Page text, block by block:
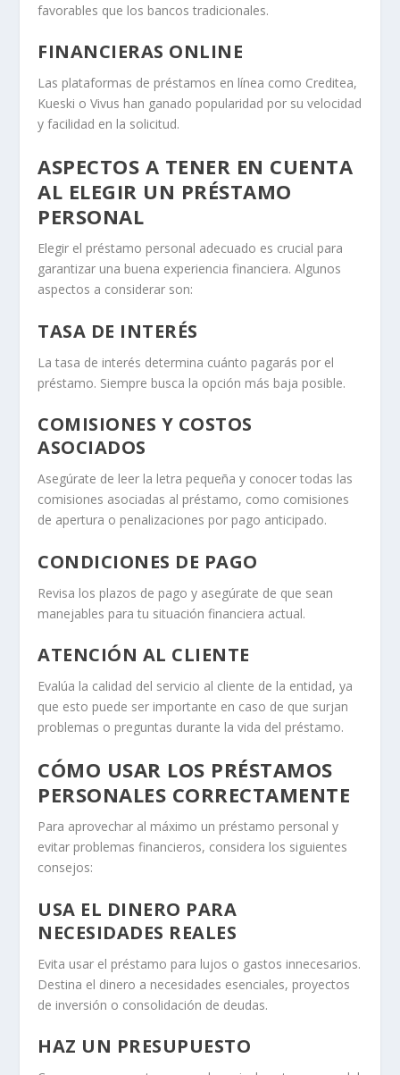
favorables que los bancos tradicionales.
FINANCIERAS ONLINE
Las plataformas de préstamos en línea como Creditea,
Kueski o Vivus han ganado popularidad por su velocidad
y facilidad en la solicitud.
ASPECTOS A TENER EN CUENTA
AL ELEGIR UN PRÉSTAMO
PERSONAL
Elegir el préstamo personal adecuado es crucial para
garantizar una buena experiencia financiera. Algunos
aspectos a considerar son:
TASA DE INTERÉS
La tasa de interés determina cuánto pagarás por el
préstamo. Siempre busca la opción más baja posible.
COMISIONES Y COSTOS
ASOCIADOS
Asegúrate de leer la letra pequeña y conocer todas las
comisiones asociadas al préstamo, como comisiones
de apertura o penalizaciones por pago anticipado.
CONDICIONES DE PAGO
Revisa los plazos de pago y asegúrate de que sean
manejables para tu situación financiera actual.
ATENCIÓN AL CLIENTE
Evalúa la calidad del servicio al cliente de la entidad, ya
que esto puede ser importante en caso de que surjan
problemas o preguntas durante la vida del préstamo.
CÓMO USAR LOS PRÉSTAMOS
PERSONALES CORRECTAMENTE
Para aprovechar al máximo un préstamo personal y
evitar problemas financieros, considera los siguientes
consejos:
USA EL DINERO PARA
NECESIDADES REALES
Evita usar el préstamo para lujos o gastos innecesarios.
Destina el dinero a necesidades esenciales, proyectos
de inversión o consolidación de deudas.
HAZ UN PRESUPUESTO